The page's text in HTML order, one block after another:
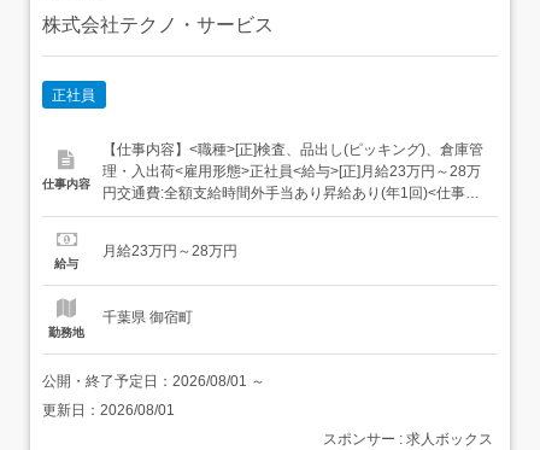
株式会社テクノ・サービス
正社員
仕事内容
【仕事内容】<職種>[正]検査、品出し(ピッキング)、倉庫管
理・入出荷<雇用形態>正社員<給与>[正]月給23万円～28万
円交通費:全額支給時間外手当あり昇給あり(年1回)<仕事内
容>「包む・数える・仕分ける」などの シンプルワーク!具
す・製品にキズがないかチェック・完成品を仕分けて箱に
給与
月給23万円～28万円
勤務地
千葉県 御宿町
公開・終了予定日： 2026/08/01 ～
更新日： 2026/08/01
スポンサー : 求人ボックス